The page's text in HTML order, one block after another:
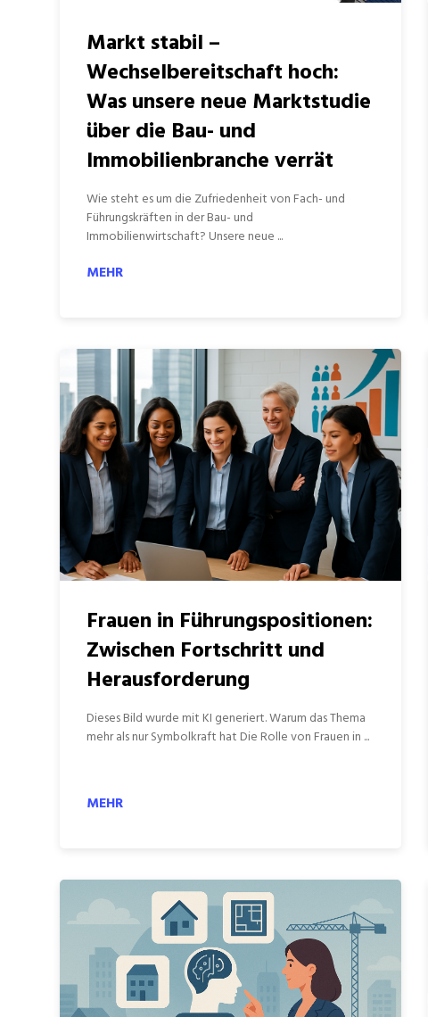
Markt stabil –
Wechselbereitschaft hoch:
Was unsere neue Marktstudie
über die Bau- und
Immobilienbranche verrät
Wie steht es um die Zufriedenheit von Fach- und
Führungskräften in der Bau- und
Immobilienwirtschaft? Unsere neue ...
MEHR
Frauen in Führungspositionen:
Zwischen Fortschritt und
Herausforderung
Dieses Bild wurde mit KI generiert. Warum das Thema
mehr als nur Symbolkraft hat Die Rolle von Frauen in ...
MEHR